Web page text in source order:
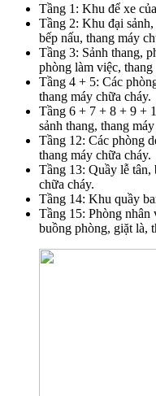
Tầng 1: Khu để xe
Tầng 2: Khu đại
bếp nấu, thang máy
Tầng 3: Sảnh thang,
phòng làm việc, thang
Tầng 4 + 5: Các
thang máy chữa cháy.
Tầng 6 + 7 + 8 + 9 +
sảnh thang, thang
Tầng 12: Các phòng
thang máy chữa cháy.
Tầng 13: Quầy lễ tân,
chữa cháy.
Tầng 14: Khu quầy
Tầng 15: Phòng
buồng phòng, giặt là,